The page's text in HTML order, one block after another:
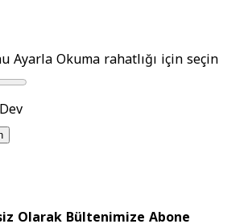
AyarlaOkuma rahatlığı için seçin
Dev
Olarak Bültenimize Abone